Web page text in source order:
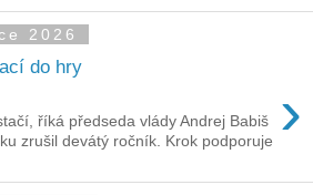
2026
do hry
›
říká předseda vlády Andrej Babiš
zrušil devátý ročník. Krok podporuje